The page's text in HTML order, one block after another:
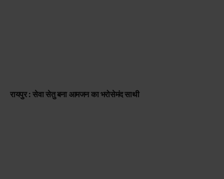
रायपुर : सेवा सेतु बना आमजन का भरोसेमंद साथी